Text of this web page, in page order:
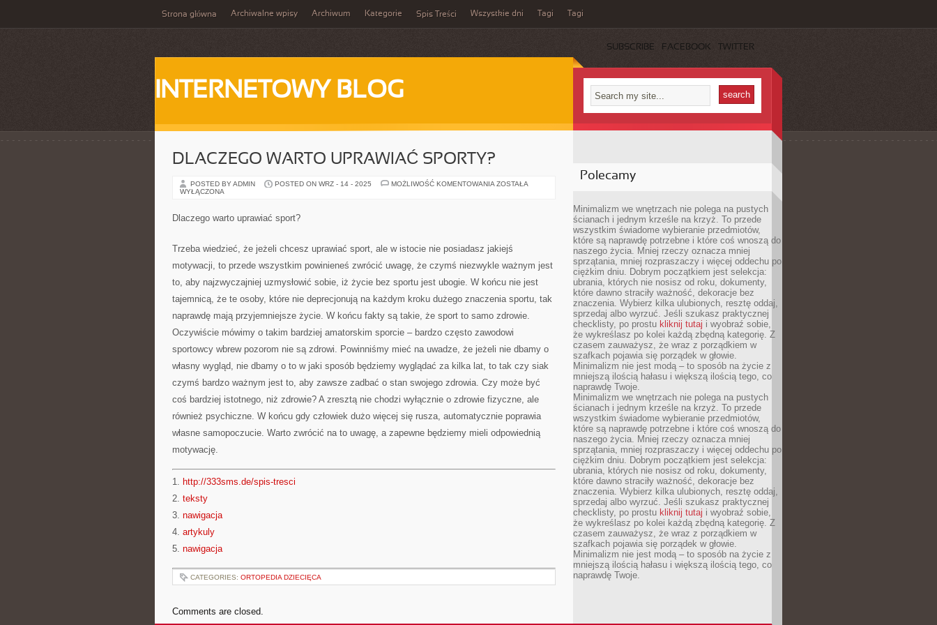
Strona główna Archiwalne wpisy Archiwum Kategorie Spis Treści Wszystkie dni Tagi Tagi
SUBSCRIBE FACEBOOK TWITTER
INTERNETOWY BLOG
DLACZEGO WARTO UPRAWIAĆ SPORTY?
POSTED BY ADMIN POSTED ON WRZ - 14 - 2025 MOŻLIWOŚĆ KOMENTOWANIA DLACZEGO
ZOSTAŁA
WYŁĄCZONA
Dlaczego warto uprawiać sport?
Trzeba wiedzieć, że jeżeli chcesz uprawiać sport, ale w istocie nie posiadasz jakiejś
motywacji, to przede wszystkim powinieneś zwrócić uwagę, że czymś niezwykle ważnym jest
to, aby najzwyczajniej uzmysłowić sobie, iż życie bez sportu jest ubogie. W końcu nie jest
tajemnicą, że te osoby, które nie deprecjonują na każdym kroku dużego znaczenia sportu, tak
naprawdę mają przyjemniejsze życie. W końcu fakty są takie, że sport to samo zdrowie.
Oczywiście mówimy o takim bardziej amatorskim sporcie – bardzo często zawodowi
sportowcy wbrew pozorom nie są zdrowi. Powinniśmy mieć na uwadze, że jeżeli nie dbamy o
własny wygląd, nie dbamy o to w jaki sposób będziemy wyglądać za kilka lat, to tak czy siak
czymś bardzo ważnym jest to, aby zawsze zadbać o stan swojego zdrowia. Czy może być
coś bardziej istotnego, niż zdrowie? A zresztą nie chodzi wyłącznie o zdrowie fizyczne, ale
również psychiczne. W końcu gdy człowiek dużo więcej się rusza, automatycznie poprawia
własne samopoczucie. Warto zwrócić na to uwagę, a zapewne będziemy mieli odpowiednią
motywację.
1. http://333sms.de/spis-tresci
2. teksty
3. nawigacja
4. artykuly
5. nawigacja
CATEGORIES: ORTOPEDIA DZIECIĘCA
Comments are closed.
Polecamy
Minimalizm we wnętrzach nie polega na pustych
ścianach i jednym krześle na krzyż. To przede
wszystkim świadome wybieranie przedmiotów,
które są naprawdę potrzebne i które coś wnoszą do
naszego życia. Mniej rzeczy oznacza mniej
sprzątania, mniej rozpraszaczy i więcej oddechu po
ciężkim dniu. Dobrym początkiem jest selekcja:
ubrania, których nie nosisz od roku, dokumenty,
które dawno straciły ważność, dekoracje bez
znaczenia. Wybierz kilka ulubionych, resztę oddaj,
sprzedaj albo wyrzuć. Jeśli szukasz praktycznej
checklisty, po prostu kliknij tutaj i wyobraź sobie,
że wykreślasz po kolei każdą zbędną kategorię. Z
czasem zauważysz, że wraz z porządkiem w
szafkach pojawia się porządek w głowie.
Minimalizm nie jest modą – to sposób na życie z
mniejszą ilością hałasu i większą ilością tego, co
naprawdę Twoje.
Minimalizm we wnętrzach nie polega na pustych
ścianach i jednym krześle na krzyż. To przede
wszystkim świadome wybieranie przedmiotów,
które są naprawdę potrzebne i które coś wnoszą do
naszego życia. Mniej rzeczy oznacza mniej
sprzątania, mniej rozpraszaczy i więcej oddechu po
ciężkim dniu. Dobrym początkiem jest selekcja:
ubrania, których nie nosisz od roku, dokumenty,
które dawno straciły ważność, dekoracje bez
znaczenia. Wybierz kilka ulubionych, resztę oddaj,
sprzedaj albo wyrzuć. Jeśli szukasz praktycznej
checklisty, po prostu kliknij tutaj i wyobraź sobie,
że wykreślasz po kolei każdą zbędną kategorię. Z
czasem zauważysz, że wraz z porządkiem w
szafkach pojawia się porządek w głowie.
Minimalizm nie jest modą – to sposób na życie z
mniejszą ilością hałasu i większą ilością tego, co
naprawdę Twoje.